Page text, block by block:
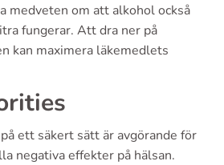
medveten om att alkohol också
fungerar. Att dra ner på
kan maximera läkemedlets
ett säkert sätt är avgörande för
negativa effekter på hälsan.